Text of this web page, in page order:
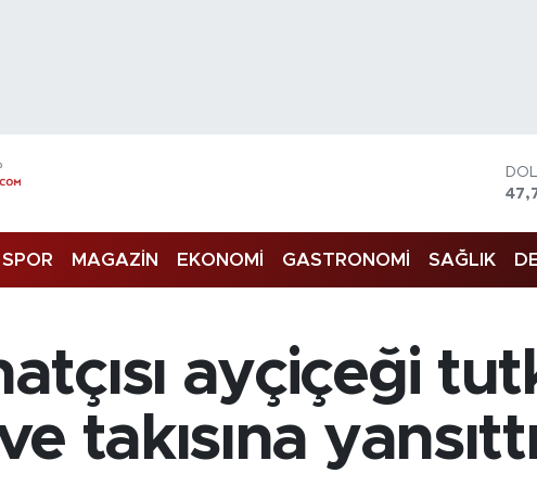
SPOR MAGAZİN EKONOMİ GASTRONOMİ SAĞLIK
ayçiçeği
takısına